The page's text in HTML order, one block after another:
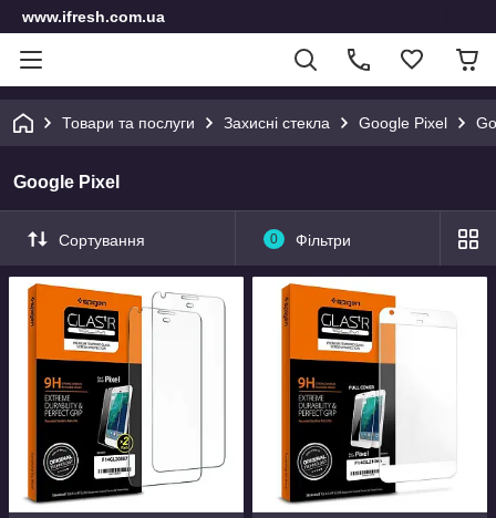
www.ifresh.com.ua
Товари та послуги Захисні стекла Google Pixel
Google Pixel
Сортування 0 Фільтри